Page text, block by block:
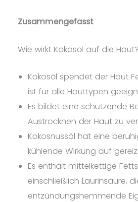
Zusammengefasst
Wie wirkt Kokosöl auf die Haut?
Kokosöl spendet der Haut
ist für alle Hauttypen
Es bildet eine schützende
Austrocknen der Haut zu
Kokosnussöl hat eine
kühlende Wirkung auf
Es enthält mittelkettige
einschließlich Laurinsäure,
entzündungshemmende